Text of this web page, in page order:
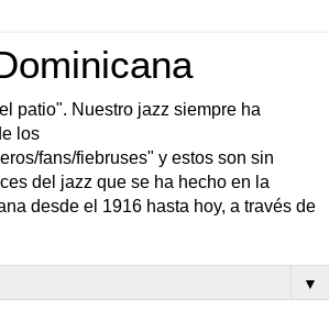
patio". Nuestro jazz siempre ha
los
fans/fiebruses" y estos son sin
del jazz que se ha hecho en la
desde el 1916 hasta hoy, a través de
▼